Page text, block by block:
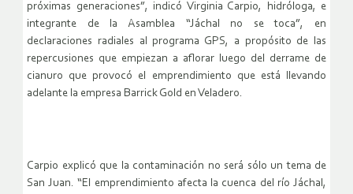
próximas generaciones”, indicó Virginia Carpio, hidróloga, e
integrante de la Asamblea “Jáchal no se toca”, en
declaraciones radiales al programa GPS, a propósito de las
repercusiones que empiezan a aflorar luego del derrame de
cianuro que provocó el emprendimiento que está llevando
adelante la empresa Barrick Gold en Veladero.
Carpio explicó que la contaminación no será sólo un tema de
San Juan. “El emprendimiento afecta la cuenca del río Jáchal,